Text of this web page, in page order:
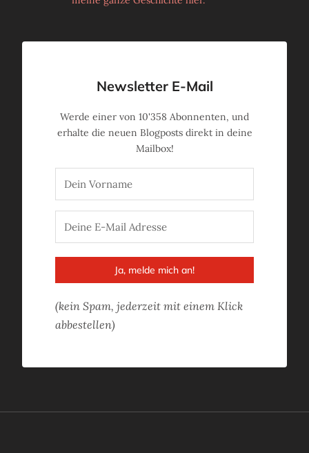
Newsletter E-Mail
Werde einer von 10'358 Abonnenten, und
erhalte die neuen Blogposts direkt in deine
Mailbox!
Ja, melde mich an!
(kein Spam, jederzeit mit einem Klick
abbestellen)